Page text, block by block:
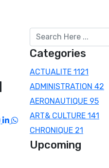
Youtube
LinkedIn
Whatsapp
Categories
ACTUALITE 1121
ADMINISTRATION 42
AERONAUTIQUE 95
ART& CULTURE 141
CHRONIQUE 21
Upcoming